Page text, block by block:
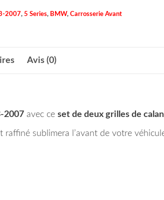
2007, 5 Series, BMW, Carrosserie Avant
Avis (0)
2007 avec ce set de deux grilles de
raffiné sublimera l’avant de votre